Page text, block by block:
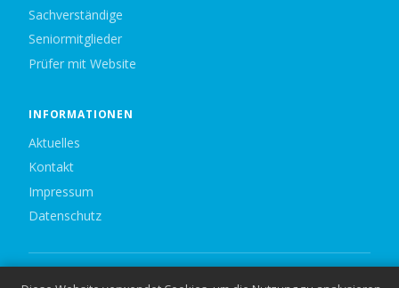
Sachverständige
Seniormitglieder
Prüfer mit Website
INFORMATIONEN
Aktuelles
Kontakt
Impressum
Datenschutz